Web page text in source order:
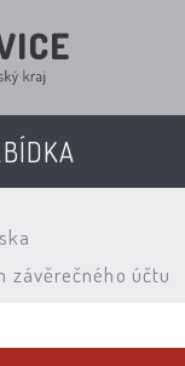
závěrečného účtu